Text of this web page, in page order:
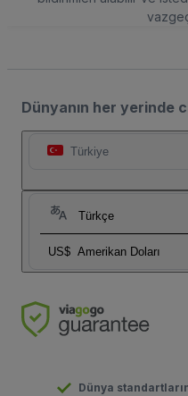
Dünyanın her yerinde
Türkiye
Türkçe
US$ Amerikan Doları
Dünya